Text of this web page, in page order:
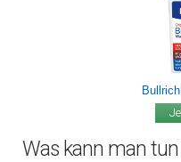
Was kann man